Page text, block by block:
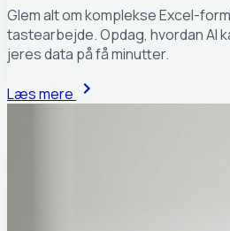
Glem alt om komplekse Excel-
tastearbejde. Opdag, hvordan AI
jeres data på få minutter.
Læs mere chevron_right